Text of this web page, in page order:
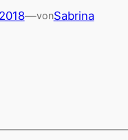
—vonSabrina